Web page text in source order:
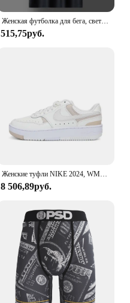
Женская футболка для бега, светоотражающая высокоэластичная дышащая Спортивная футболка для бега, летняя быстросохнущая холодная шелковая крутая футболка с короткими рукавами
515,75руб.
Женские туфли NIKE 2024, WMNS NIKE GAMMA FORCE TRK3 FWC/реплики HF1061-133
8 506,89руб.